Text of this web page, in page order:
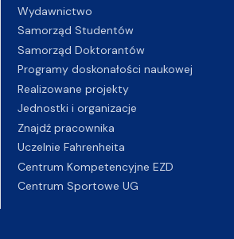
Wydawnictwo
Samorząd Studentów
Samorząd Doktorantów
Programy doskonałości naukowej
Realizowane projekty
Jednostki i organizacje
Znajdź pracownika
Uczelnie Fahrenheita
Centrum Kompetencyjne EZD
Centrum Sportowe UG